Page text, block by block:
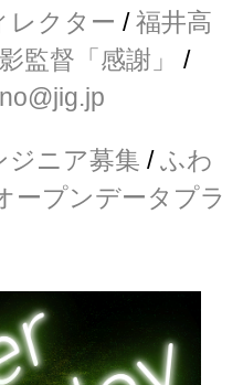
レクター /福井高
監督「感謝」
/
ジニア募集 /ふわ
ープンデータプラ